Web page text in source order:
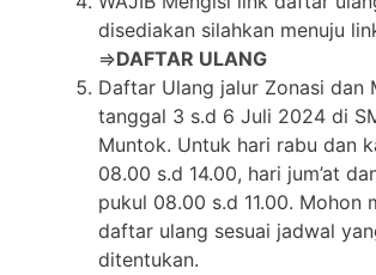
disediakan silahkan menuju
=>DAFTAR ULANG
Daftar Ulang jalur Zonasi dan
tanggal 3 s.d 6 Juli 2024 di
Muntok. Untuk hari rabu dan
08.00 s.d 14.00, hari jum’at
pukul 08.00 s.d 11.00. Mohon
daftar ulang sesuai jadwal
ditentukan.